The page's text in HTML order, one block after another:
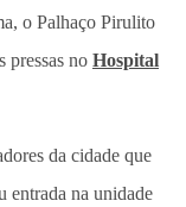
o Palhaço Pirulito
pressas no Hospital
da cidade que
entrada na unidade